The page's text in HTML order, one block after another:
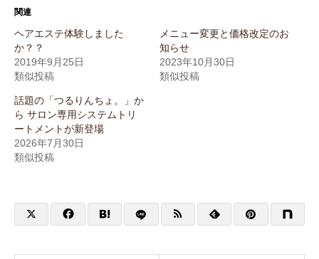
関連
ヘアエステ体験しました
か？？
2019年9月25日
類似投稿
メニュー変更と価格改定のお
知らせ
2023年10月30日
類似投稿
話題の「つるりんちょ。」か
ら サロン専用システムトリ
ートメントが新登場
2026年7月30日
類似投稿